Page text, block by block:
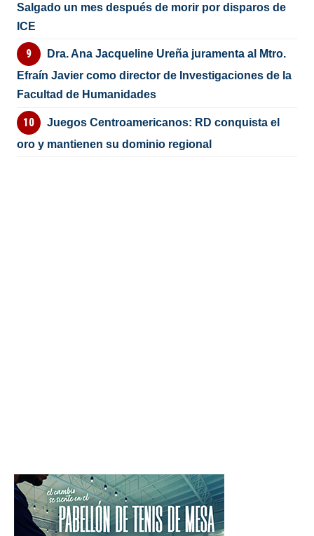
Salgado un mes después de morir por disparos de
ICE
Dra. Ana Jacqueline Ureña juramenta al Mtro.
Efraín Javier como director de Investigaciones de la
Facultad de Humanidades
Juegos Centroamericanos: RD conquista el
oro y mantienen su dominio regional